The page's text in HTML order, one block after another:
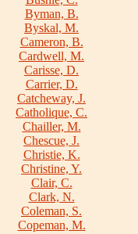
Byman, B.
Byskal, M.
Cameron, B.
Cardwell, M.
Carisse, D.
Carrier, D.
Catcheway, J.
Catholique, C.
Chailler, M.
Chescue, J.
Christie, K.
Christine, Y.
Clair, C.
Clark, N.
Coleman, S.
Copeman, M.